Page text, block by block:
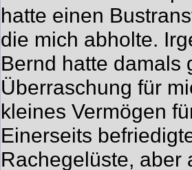
hatte einen
die mich abholte.
Bernd hatte damals
Überraschung für
kleines Vermögen
Einerseits
Rachegelüste, aber